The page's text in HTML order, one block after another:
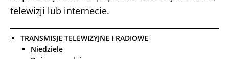
telewizji lub internecie.
TRANSMISJE TELEWIZYJNE I RADIOWE
Niedziele